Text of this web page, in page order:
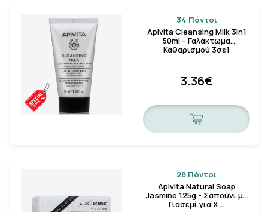
34 Πόντοι
Apivita Cleansing Milk 3In1
50ml – Γαλάκτωμα
Καθαρισμού 3σε1
3.36€
28 Πόντοι
Apivita Natural Soap
Jasmine 125g - Σαπούνι με
Γιασεμί για Χ …